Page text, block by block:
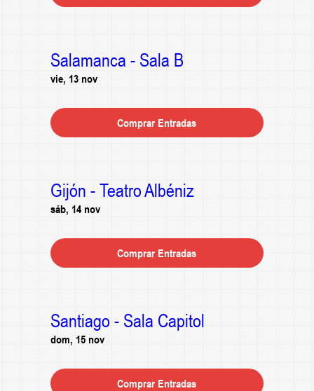
Salamanca - Sala B
vie, 13 nov
Comprar Entradas
Gijón - Teatro Albéniz
sáb, 14 nov
Comprar Entradas
Santiago - Sala Capitol
dom, 15 nov
Comprar Entradas